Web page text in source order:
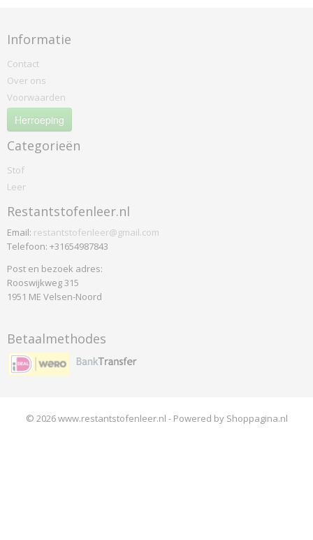
Informatie
Contact
Over ons
Voorwaarden
Herroeping
Categorieën
Stof
Leer
Restantstofenleer.nl
Email: restantstofenleer@gmail.com
Telefoon: +31654987843
Post en bezoek adres:
Rooswijkweg 315
1951 ME Velsen-Noord
Betaalmethodes
© 2026 www.restantstofenleer.nl - Powered by Shoppagina.nl